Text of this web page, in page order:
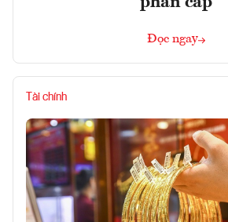
Đọc ngay
Tài chính